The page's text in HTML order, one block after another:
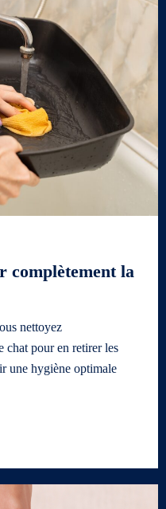
complètement la
nettoyez
chat pour en retirer les
une hygiène optimale